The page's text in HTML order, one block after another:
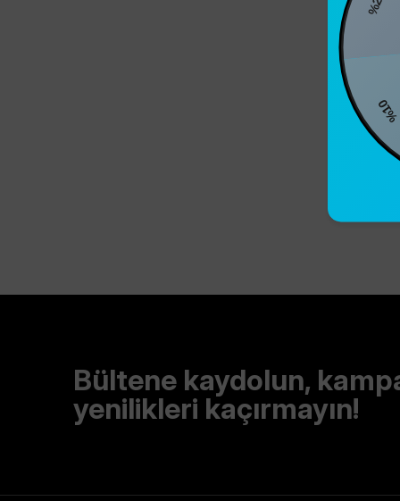
Bültene kaydolun,
yenilikleri kaçırmayın!